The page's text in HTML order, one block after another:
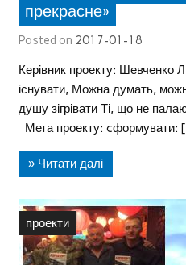
прекрасне»
Posted on 2017-01-18
Керівник проекту:
існувати, Можна думать,
душу зігрівати Ті, що не
Мета проекту: cформувати:
» Читати далі
проекти